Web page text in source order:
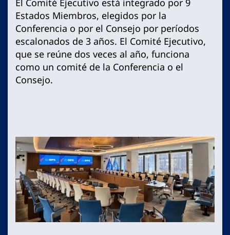
El Comité Ejecutivo está integrado por 9
Estados Miembros, elegidos por la
Conferencia o por el Consejo por períodos
escalonados de 3 años. El Comité Ejecutivo,
que se reúne dos veces al año, funciona
como un comité de la Conferencia o el
Consejo.